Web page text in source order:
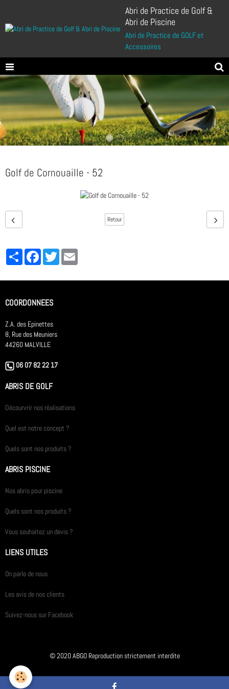
Abri de Practice de Golf &
Abri de Piscine
Abri de Practice de GOLF et
Accessoires
Golf de Cornouaille - 52
Retour
PartagerFacebookTwitter
COORDONNEES
Z.A. des Epinettes
8, Rue des Meuniers
44260 MALVILLE
06 07 82 22 17
ABRIS DE GOLF
Décourvrir nos réalisations
Quel est notre concept ?
Quels sont nos produits ?
ABRIS PISCINE
Nos abris pour piscine
Quels sont nos produits ?
Vous souhaitez un devis ?
LIENS UTILES
On parle de nous
Les avis de nos clients
Suivez-nous sur Facebook
© 2020 ABGO Reproduction strictement interdite